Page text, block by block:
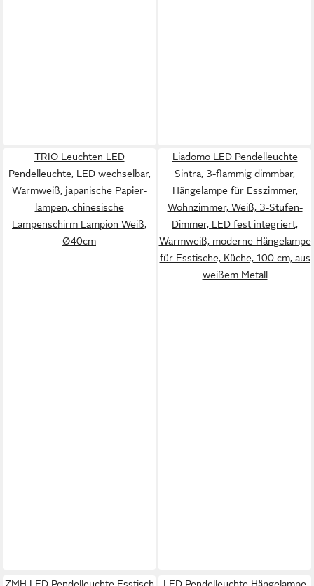
TRIO Leuchten LED
Pendelleuchte, LED wechselbar,
Warmweiß, japanische Papier-
lampen, chinesische
Lampenschirm Lampion Weiß,
Ø40cm
Liadomo LED Pendelleuchte
Sintra, 3-flammig dimmbar,
Hängelampe für Esszimmer,
Wohnzimmer, Weiß, 3-Stufen-
Dimmer, LED fest integriert,
Warmweiß, moderne Hängelampe
für Esstische, Küche, 100 cm, aus
weißem Metall